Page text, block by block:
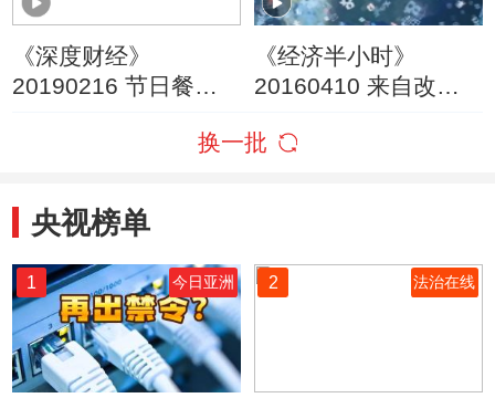
《深度财经》
20190216 节日餐桌
《经济半小时》
20160410 来自改革
晶变形记
换一批
央视榜单
1 今日亚洲 2 法治在线